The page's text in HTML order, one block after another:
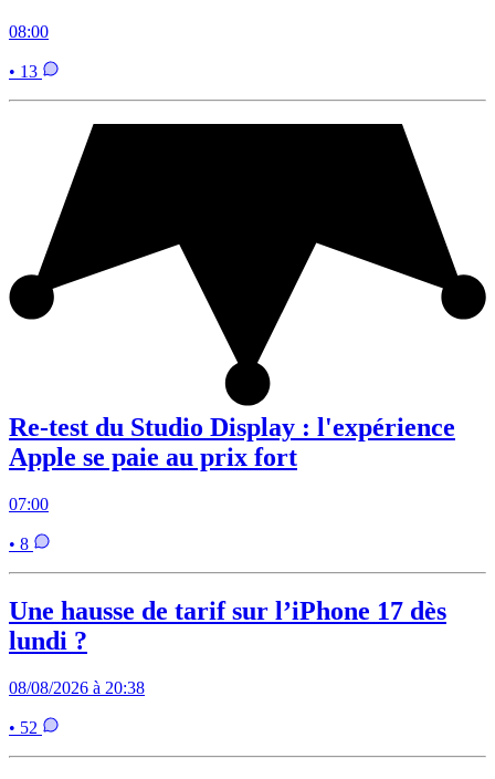
08:00
• 13
Re-test du Studio Display : l'expérience
Apple se paie au prix fort
07:00
• 8
Une hausse de tarif sur l’iPhone 17 dès
lundi ?
08/08/2026 à 20:38
• 52